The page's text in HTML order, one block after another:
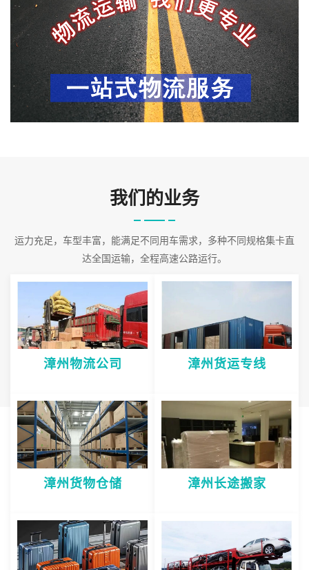
网络化运营，规模化经营，提高集约化水平，实现集团化发展，助
力中小物流企业转型升级，围绕客户真实需求制定全方位的供应链
系统解决方案，并提供更准确、更快捷、更高效、更超值的服务。
专业从事国内各地货物运输代理服务，有着严谨完善的经营管理，
是一家供应链一体化专业型物流代理公司。公司拥有科学规范的管
理体系，为客户提供安全可靠的合作保障。对货物的接受到发货以
及货后的信息反馈，单据传递采取了严格的管理，使服务质量得到
我们的业务
运力充足，车型丰富，能满足不同用车需求，多种不同规格集卡直
达全国运输，全程高速公路运行。
漳州物流公司 漳州货运专线
漳州货物仓储 漳州长途搬家